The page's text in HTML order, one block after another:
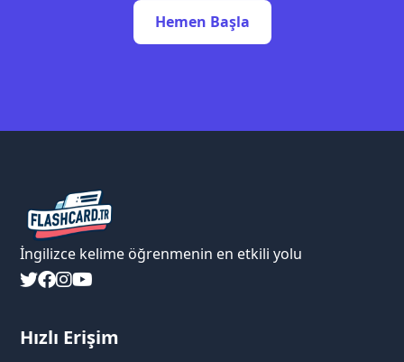
Hemen Başla
İngilizce kelime öğrenmenin en etkili yolu
Hızlı Erişim